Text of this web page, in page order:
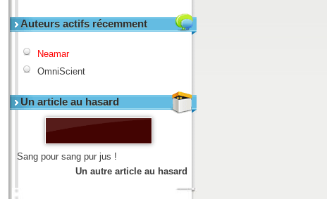
Auteurs actifs récemment
Neamar
OmniScient
Un article au hasard
Sang pour sang pur jus !
Un autre article au hasard